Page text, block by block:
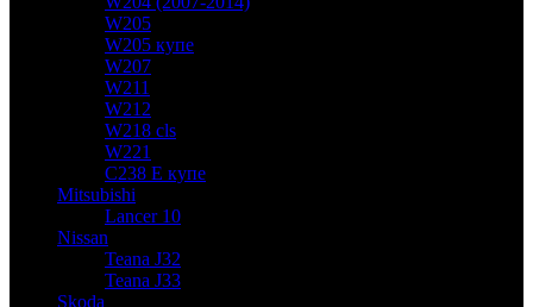
W205
W205 купе
W207
W211
W212
W218 cls
W221
C238 E купе
Mitsubishi
Lancer 10
Nissan
Teana J32
Teana J33
Skoda